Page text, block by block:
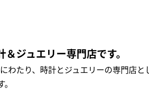
ジュエリー専門店です。
わたり、時計とジュエリーの専門店